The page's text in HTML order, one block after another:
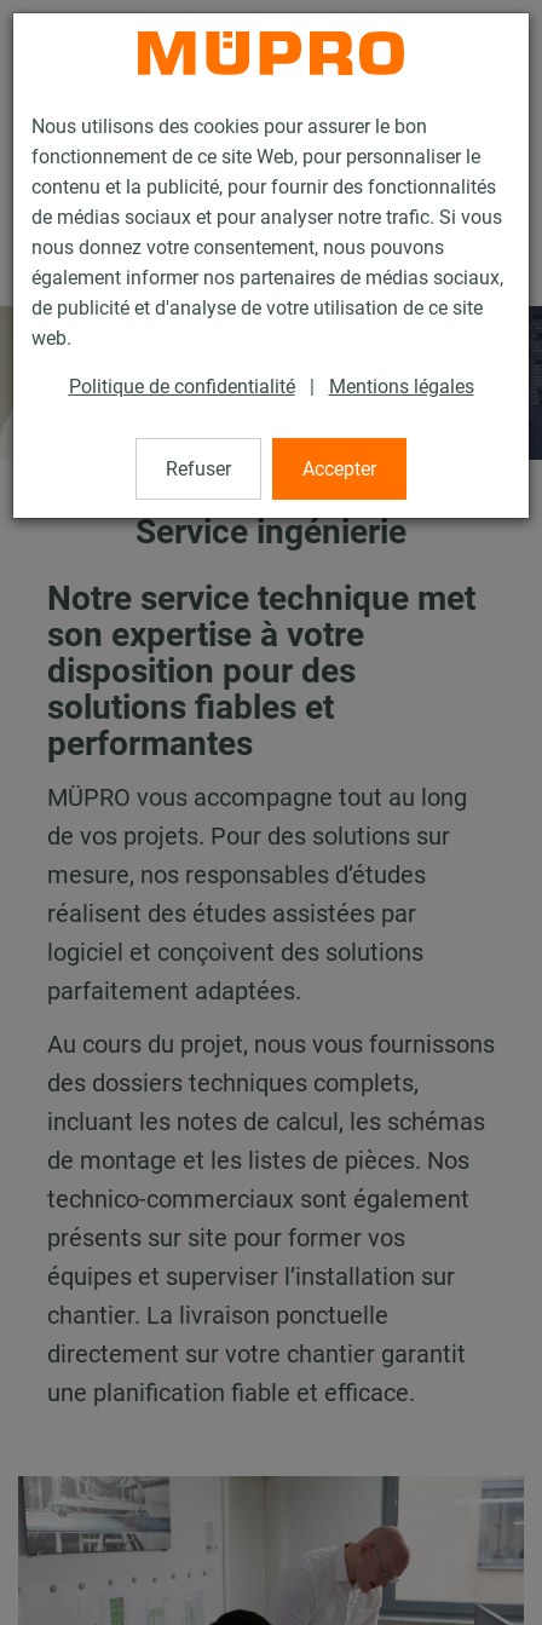
Nous utilisons des cookies pour assurer le bon
fonctionnement de ce site Web, pour personnaliser le
contenu et la publicité, pour fournir des fonctionnalités
de médias sociaux et pour analyser notre trafic. Si vous
nous donnez votre consentement, nous pouvons
également informer nos partenaires de médias sociaux,
de publicité et d'analyse de votre utilisation de ce site
web.
Politique de confidentialité | Mentions légales
Refuser Accepter
Contact
Services Service ingénierie
Service ingénierie
Notre service technique met
son expertise à votre
disposition pour des
solutions fiables et
performantes
MÜPRO vous accompagne tout au long
de vos projets. Pour des solutions sur
mesure, nos responsables d’études
réalisent des études assistées par
logiciel et conçoivent des solutions
parfaitement adaptées.
Au cours du projet, nous vous fournissons
des dossiers techniques complets,
incluant les notes de calcul, les schémas
de montage et les listes de pièces. Nos
technico-commerciaux sont également
présents sur site pour former vos
équipes et superviser l’installation sur
chantier. La livraison ponctuelle
directement sur votre chantier garantit
une planification fiable et efficace.